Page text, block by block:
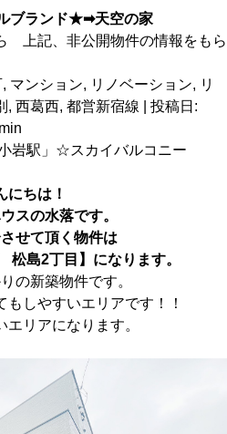
ブランド★➡天空の家
, マンション, リノベーション, リ
, 西葛西, 都営新宿線 | 投稿日:
岩駅」☆スカイバルコニー
にちは！
スの水落です。
せて頂く物件は
松島2丁目】になります。
の新築物件です。
もしやすいエリアです！！
エリアになります。